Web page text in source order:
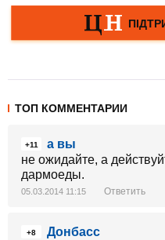
ТОП КОММЕНТАРИИ
+11
а вы
не ожидайте, а
дармоеды.
05.03.2014 11:15 Ответить
+8
Донбасс